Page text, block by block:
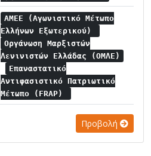
ΑΜΕΕ (Αγωνιστικό Μέτωπο
Ελλήνων Εξωτερικού)
Οργάνωση Μαρξιστών
Λενινιστών Ελλάδας (ΟΜΛΕ)
Eπαναστατικό
Aντιφασιστικό Πατριωτικό
Μέτωπο (FRAP)
Προβολή